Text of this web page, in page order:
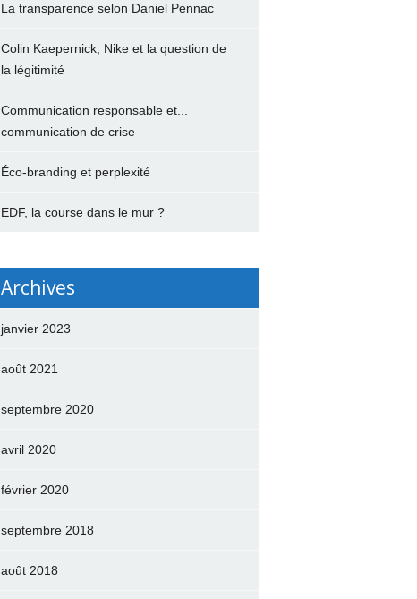
La transparence selon Daniel Pennac
Colin Kaepernick, Nike et la question de
la légitimité
Communication responsable et...
communication de crise
Éco-branding et perplexité
EDF, la course dans le mur ?
Archives
janvier 2023
août 2021
septembre 2020
avril 2020
février 2020
septembre 2018
août 2018